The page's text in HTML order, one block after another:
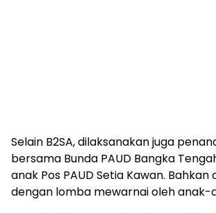
Selain B2SA, dilaksanakan juga
bersama Bunda PAUD Bangka
anak Pos PAUD Setia Kawan. Bahkan
dengan lomba mewarnai oleh anak-